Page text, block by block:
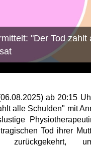
"Der Tod
ab 20:15
alle Schulden" mit
Tod ihrer
zurückgekehrt,